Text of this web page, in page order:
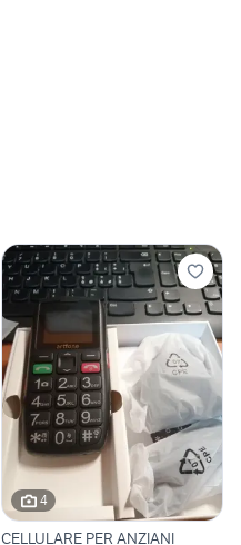
4
CELLULARE PER ANZIANI